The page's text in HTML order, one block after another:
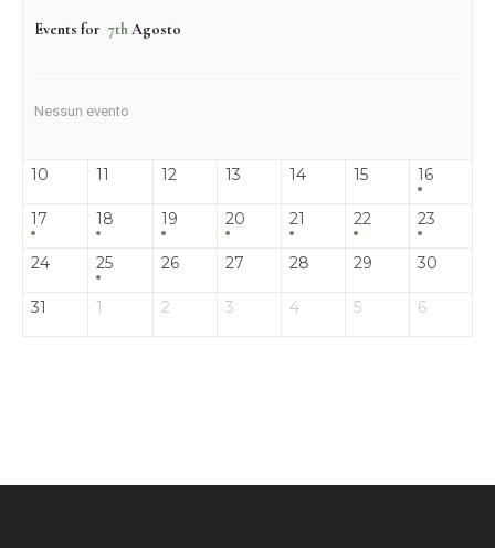
Events for 7thAgosto
Nessun evento
10 11 12 13 14 15 16
17 18 19 20 21 22 23
24 25 26 27 28 29 30
31 1 2 3 4 5 6